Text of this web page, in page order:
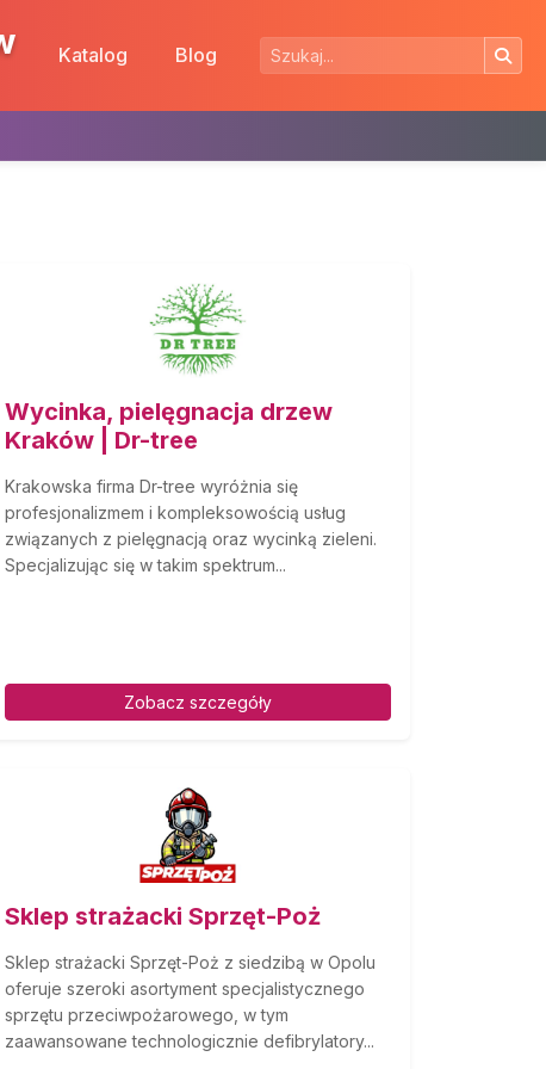
Katalog Blog
Wycinka, pielęgnacja drzew
Kraków | Dr-tree
Krakowska firma Dr-tree wyróżnia się
profesjonalizmem i kompleksowością usług
związanych z pielęgnacją oraz wycinką zieleni.
Specjalizując się w takim spektrum...
Zobacz szczegóły
Sklep strażacki Sprzęt-Poż
Sklep strażacki Sprzęt-Poż z siedzibą w Opolu
oferuje szeroki asortyment specjalistycznego
sprzętu przeciwpożarowego, w tym
zaawansowane technologicznie defibrylatory...